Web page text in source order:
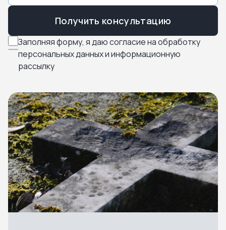
Заполняя форму, я даю согласие на обработку
персональных данных и информационную
рассылку
Получить консультацию